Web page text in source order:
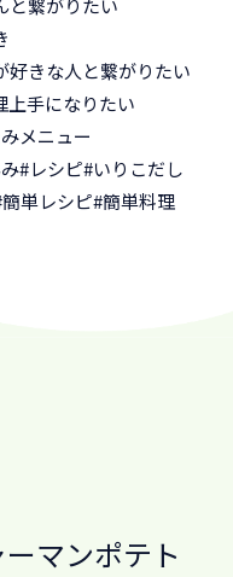
と繋がりたい
好きな人と繋がりたい
上手になりたい
メニュー
#レシピ#いりこだし
単レシピ#簡単料理
マンポテト